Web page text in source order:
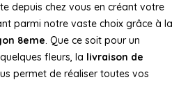
depuis chez vous en créant votre
parmi notre vaste choix grâce à la
8eme. Que ce soit pour un
fleurs, la livraison de
permet de réaliser toutes vos